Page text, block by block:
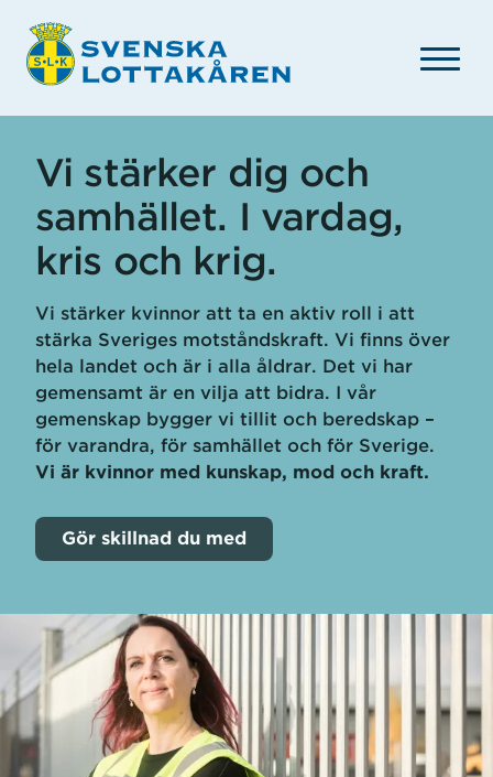
huvudinnehåll
Vi stärker dig och
samhället. I vardag,
kris och krig.
Vi stärker kvinnor att ta en aktiv roll i att
stärka Sveriges motståndskraft. Vi finns över
hela landet och är i alla åldrar. Det vi har
gemensamt är en vilja att bidra. I vår
gemenskap bygger vi tillit och beredskap –
för varandra, för samhället och för Sverige.
Vi är kvinnor med kunskap, mod och kraft.
Gör skillnad du med